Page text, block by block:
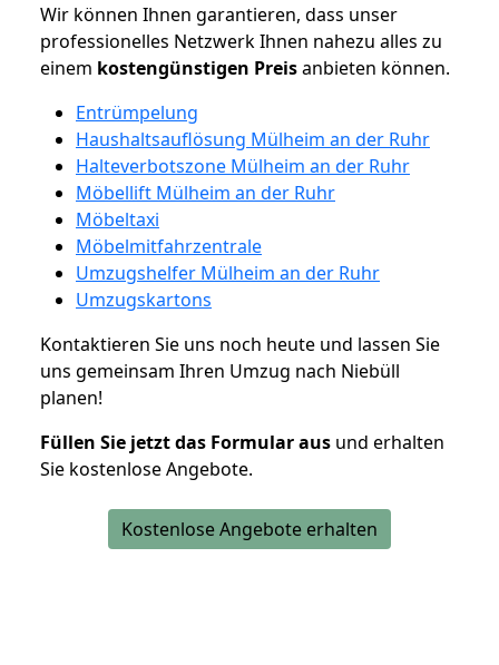
Wir können Ihnen garantieren, dass unser
professionelles Netzwerk Ihnen nahezu alles zu
einem kostengünstigen Preisanbieten können.
Entrümpelung
Haushaltsauflösung Mülheim an der Ruhr
Halteverbotszone Mülheim an der Ruhr
Möbellift Mülheim an der Ruhr
Möbeltaxi
Möbelmitfahrzentrale
Umzugshelfer Mülheim an der Ruhr
Umzugskartons
Kontaktieren Sie uns noch heute und lassen Sie
uns gemeinsam Ihren Umzug nach Niebüll
planen!
Füllen Sie jetzt das Formular aus und erhalten
Sie kostenlose Angebote.
Kostenlose Angebote erhalten